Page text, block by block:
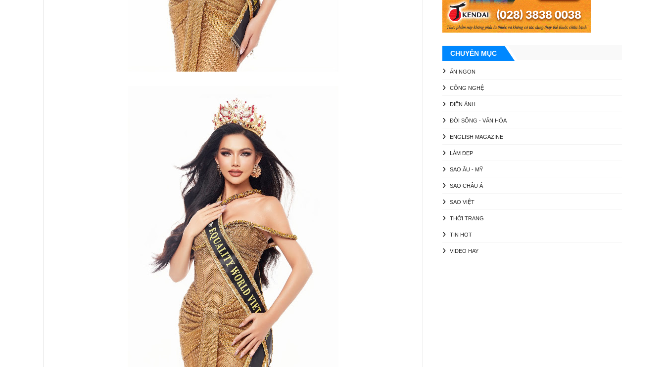
CHUYÊN MỤC
ĂN NGON
CÔNG NGHỆ
ĐIỆN ẢNH
ĐỜI SỐNG - VĂN HÓA
ENGLISH MAGAZINE
LÀM ĐẸP
SAO ÂU - MỸ
SAO CHÂU Á
SAO VIỆT
THỜI TRANG
TIN HOT
VIDEO HAY